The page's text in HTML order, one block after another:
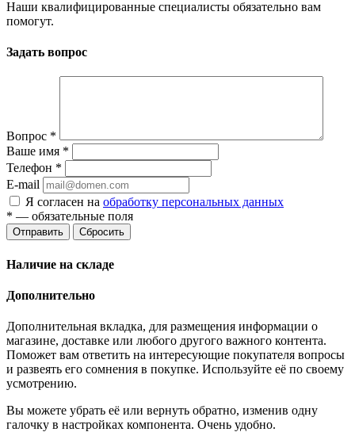
Наши квалифицированные специалисты обязательно вам
помогут.
Задать вопрос
Вопрос *
Ваше имя *
Телефон *
E-mail
Я согласен на обработку персональных данных
* — обязательные поля
Отправить Сбросить
Наличие на складе
Дополнительно
Дополнительная вкладка, для размещения информации о
магазине, доставке или любого другого важного контента.
Поможет вам ответить на интересующие покупателя вопросы
и развеять его сомнения в покупке. Используйте её по своему
усмотрению.
Вы можете убрать её или вернуть обратно, изменив одну
галочку в настройках компонента. Очень удобно.